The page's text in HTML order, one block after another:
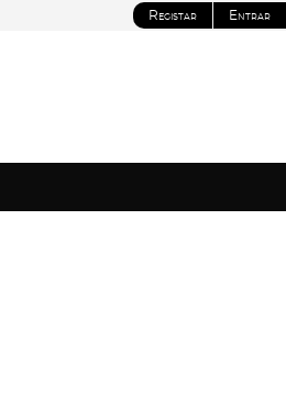
Registar Entrar